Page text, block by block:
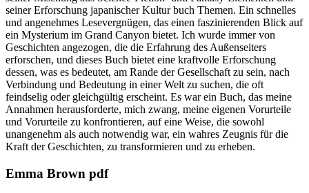
seiner Erforschung japanischer Kultur buch Themen. Ein schnelles
und angenehmes Lesevergnügen, das einen faszinierenden Blick auf
ein Mysterium im Grand Canyon bietet. Ich wurde immer von
Geschichten angezogen, die die Erfahrung des Außenseiters
erforschen, und dieses Buch bietet eine kraftvolle Erforschung
dessen, was es bedeutet, am Rande der Gesellschaft zu sein, nach
Verbindung und Bedeutung in einer Welt zu suchen, die oft
feindselig oder gleichgültig erscheint. Es war ein Buch, das meine
Annahmen herausforderte, mich zwang, meine eigenen Vorurteile
und Vorurteile zu konfrontieren, auf eine Weise, die sowohl
unangenehm als auch notwendig war, ein wahres Zeugnis für die
Kraft der Geschichten, zu transformieren und zu erheben.
Emma Brown pdf